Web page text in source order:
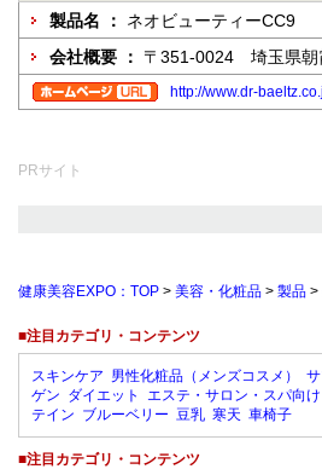
製品名 ： ネオビューティーCC9
会社概要 ： 〒351-0024 埼玉県朝
http://www.dr-
PRサイト
健康美容EXPO：TOP > 美容・化粧品 > 製品 >
■注目カテゴリ・コンテンツ
スキンケア 男性化粧品（メンズコスメ）
ゲン ダイエット エステ・サロン・スパ向け
テイン ブルーベリー 豆乳 寒天 車椅子
■注目カテゴリ・コンテンツ